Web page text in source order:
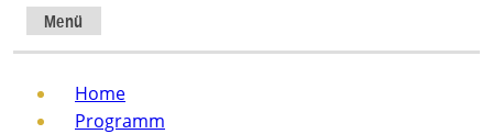
Menü
Home
Programm